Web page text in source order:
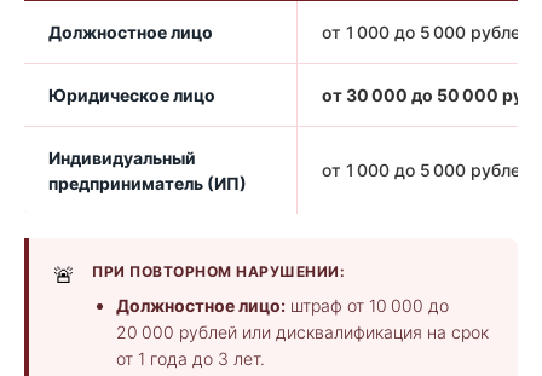
Должностное лицо от 1 000 до 5 000 рублей
Юридическое лицо от 30 000 до 50 000
Индивидуальный
предприниматель (ИП)
от 1 000 до 5 000 рублей
🚨 ПРИ ПОВТОРНОМ НАРУШЕНИИ:
Должностное лицо: штраф от 10 000 до
20 000 рублей или дисквалификация на срок
от 1 года до 3 лет.